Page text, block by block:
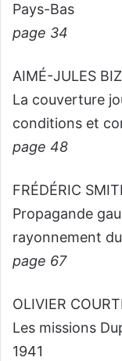
Pays-Bas
page 34
AIMÉ-JULES
La couverture
conditions et
page 48
FRÉDÉRIC
Propagande
rayonnement
page 67
OLIVIER
Les missions
1941